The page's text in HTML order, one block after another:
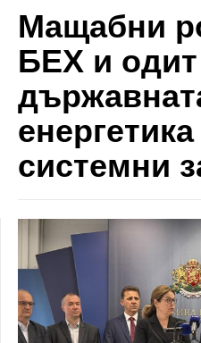
Мащабни
БЕХ и
системни